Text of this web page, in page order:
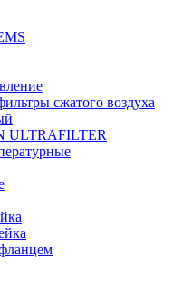
сжатого воздуха
ULTRAFILTER